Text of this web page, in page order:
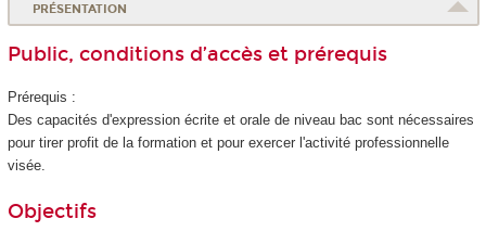
PRÉSENTATION
Public, conditions d’accès et prérequis
Prérequis :
Des capacités d'expression écrite et orale de niveau bac sont nécessaires
pour tirer profit de la formation et pour exercer l'activité professionnelle
visée.
Objectifs